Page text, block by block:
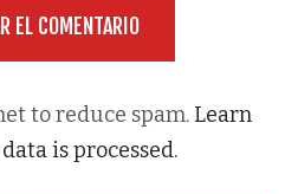
to reduce spam. Learn
is processed.